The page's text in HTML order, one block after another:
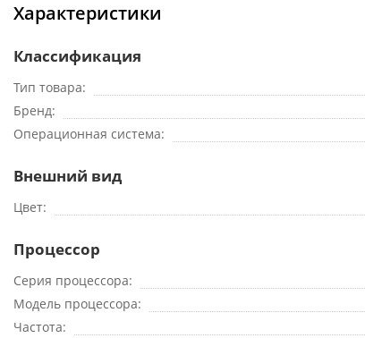
Характеристики
Классификация
Тип товара
Бренд
Операционная система
Внешний вид
Цвет
Процессор
Серия процессора
Модель процессора
Частота